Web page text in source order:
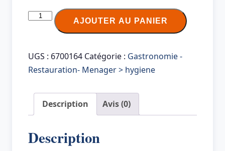
quantité
Distributeur
à
central
Maxi,
AJOUTER AU PANIER
UGS : 6700164 Catégorie : Gastronomie -
Restauration- Menager > hygiene
Description Avis (0)
Description